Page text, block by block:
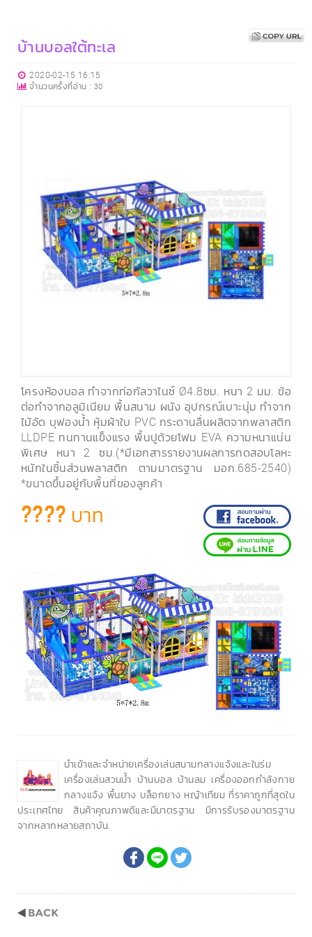
บ้านบอลใต้ทะเล
2020-02-15 16:15
จำนวนครั้งที่อ่าน : 30
โครงห้องบอล ทำจากท่อกัลวาไนซ์ Ø4.8ซม. หนา 2 มม. ข้อ
ต่อทำจากอลูมิเนียม พื้นสนาม ผนัง อุปกรณ์เบาะนุ่ม ทำจาก
ไม้อัด บุฟองน้ำ หุ้มผ้าใบ PVC กระดานลื่นผลิตจากพลาสติก
LLDPE ทนทานแข็งแรง พื้นปูด้วยโฟม EVA ความหนาแน่น
พิเศษ หนา 2 ซม.(*มีเอกสารรายงานผลการทดสอบโลหะ
หนักในชิ้นส่วนพลาสติก ตามมาตรฐาน มอก.685-2540)
*ขนาดขึ้นอยู่กับพื้นที่ของลูกค้า
???? บาท
นำเข้าและจำหน่ายเครื่องเล่นสนามกลางแจ้งและในร่ม
เครื่องเล่นสวนน้ำ บ้านบอล บ้านลม เครื่องออกกำลังกาย
กลางแจ้ง พื้นยาง บล็อกยาง หญ้าเทียม ที่ราคาถูกที่สุดใน
ประเทศไทย สินค้าคุณภาพดีและมีมาตรฐาน มีการรับรองมาตรฐาน
จากหลากหลายสถาบัน.